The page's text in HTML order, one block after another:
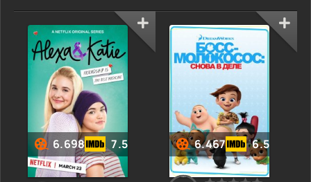
друзья, домашние
хлопоты. Но всё
изменилось с
появлением младшего
брата, который всегда
носил строгий деловой
костюм и ходил с
портфелем. За милой
внешностью малыша
скрывался настоящий
секретный агент,
одновременно бросает
их в водоворот
событий, к которым они
были совсем не
готовы. Крикет Грин —
юный искатель
приключений с
неугомонной тягой к
исследованиям и
шалостям —
оказывается в центре
невероятных и
местами
6.698 7.5 6.467 6.5